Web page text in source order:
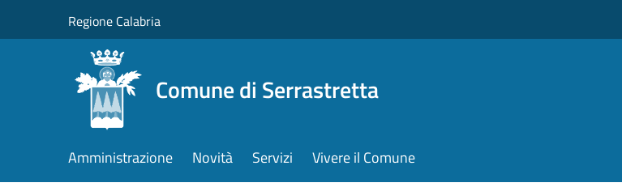
Regione Calabria
Comune di Serrastretta
Amministrazione Novità Servizi Vivere il Comune